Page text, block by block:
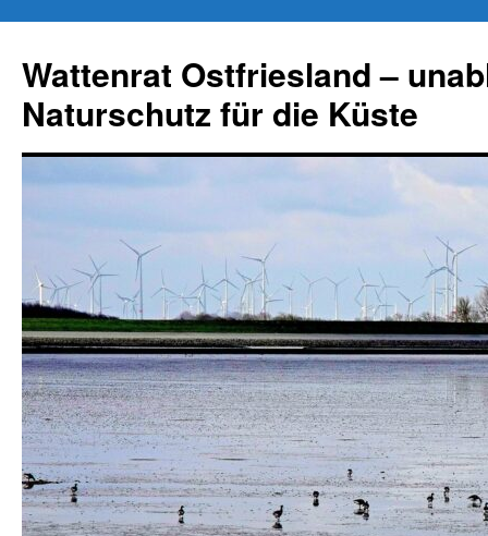
springen
Wattenrat Ostfriesland –
Naturschutz für die Küste